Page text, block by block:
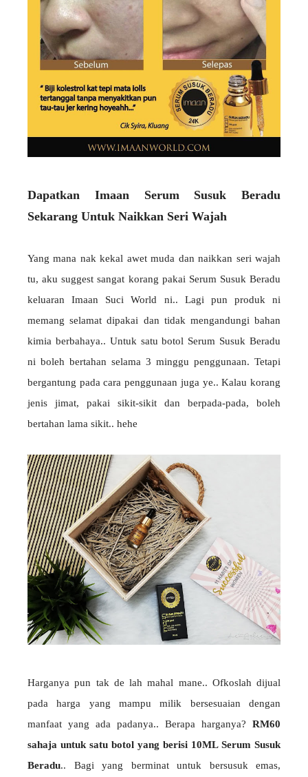
Dapatkan Imaan Serum Susuk Beradu
Sekarang Untuk Naikkan Seri Wajah
Yang mana nak kekal awet muda dan naikkan seri wajah
tu, aku suggest sangat korang pakai Serum Susuk Beradu
keluaran Imaan Suci World ni.. Lagi pun produk ni
memang selamat dipakai dan tidak mengandungi bahan
kimia berbahaya.. Untuk satu botol Serum Susuk Beradu
ni boleh bertahan selama 3 minggu penggunaan. Tetapi
bergantung pada cara penggunaan juga ye.. Kalau korang
jenis jimat, pakai sikit-sikit dan berpada-pada, boleh
bertahan lama sikit.. hehe
Harganya pun tak de lah mahal mane.. Ofkoslah dijual
pada harga yang mampu milik bersesuaian dengan
manfaat yang ada padanya.. Berapa harganya? RM60
sahaja untuk satu botol yang berisi 10ML Serum Susuk
Beradu.. Bagi yang berminat untuk bersusuk emas,